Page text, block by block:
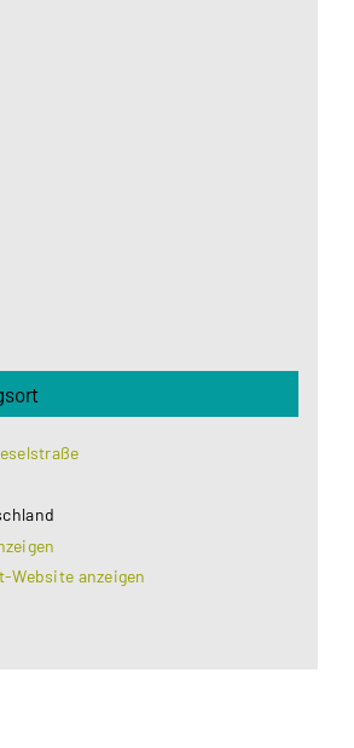
Website anzeigen